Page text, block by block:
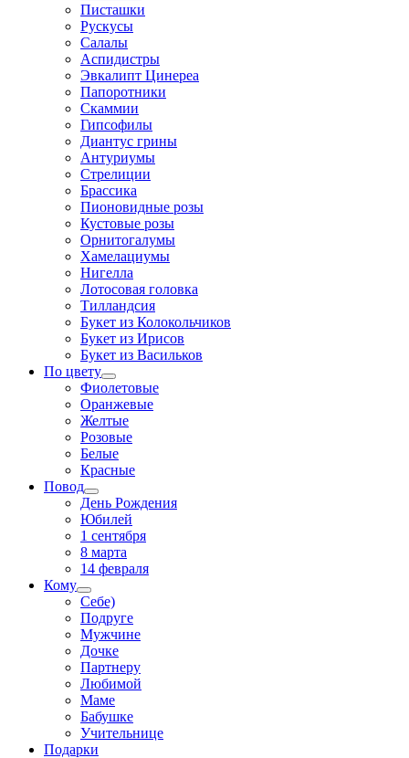
Писташки
Рускусы
Салалы
Аспидистры
Эвкалипт Цинереа
Папоротники
Скаммии
Гипсофилы
Диантус грины
Антуриумы
Стрелиции
Брассика
Пионовидные розы
Кустовые розы
Орнитогалумы
Хамелациумы
Нигелла
Лотосовая головка
Тилландсия
Букет из Колокольчиков
Букет из Ирисов
Букет из Васильков
По цвету
Фиолетовые
Оранжевые
Желтые
Розовые
Белые
Красные
Повод
День Рождения
Юбилей
1 сентября
8 марта
14 февраля
Кому
Себе)
Подруге
Мужчине
Дочке
Партнеру
Любимой
Маме
Бабушке
Учительнице
Подарки